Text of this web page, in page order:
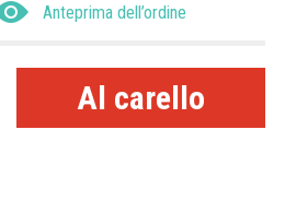
Anteprima dell’ordine